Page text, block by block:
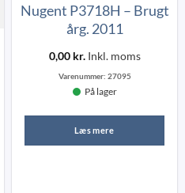
Nugent P3718H – Brugt
årg. 2011
0,00 kr.Inkl. moms
Varenummer: 27095
På lager
Læs mere